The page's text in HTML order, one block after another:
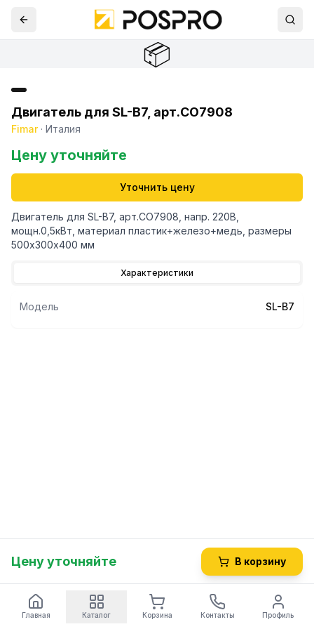
📦
Двигатель для SL-B7, арт.CO7908
Fimar· Италия
Цену уточняйте
Уточнить цену
Двигатель для SL-B7, арт.CO7908, напр. 220В,
мощн.0,5кВт, материал пластик+железо+медь, размеры
500х300х400 мм
Характеристики
Модель SL-B7
Цену уточняйте В корзину
Главная Каталог Корзина Контакты Профиль